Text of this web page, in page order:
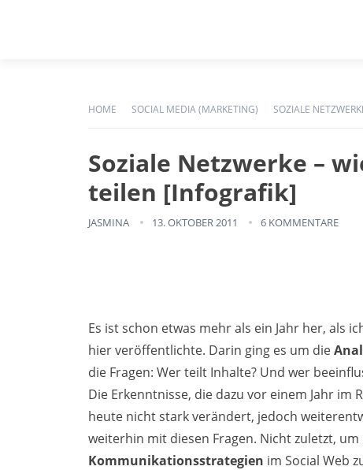
HOME SOCIAL MEDIA (MARKETING) SOZIALE
Soziale Netzwerke –
teilen [Infografik]
JASMINA 13. OKTOBER 2011 6 KOMMENTARE
Es ist schon etwas mehr als ein Jahr her, als
hier veröffentlichte. Darin ging es um die
die Fragen: Wer teilt Inhalte? Und wer
Die Erkenntnisse, die dazu vor einem Jahr
heute nicht stark verändert, jedoch
weiterhin mit diesen Fragen. Nicht zuletzt,
Kommunikationsstrategien im Social Web